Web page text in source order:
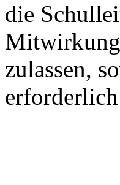
die
Mitwirkung
zulassen,